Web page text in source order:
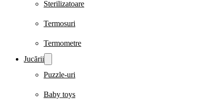
Sterilizatoare
Termosuri
Termometre
Jucării
Puzzle-uri
Baby toys